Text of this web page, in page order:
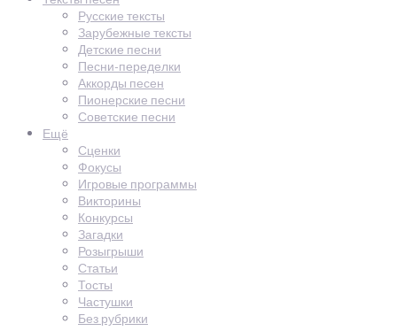
Русские тексты
Зарубежные тексты
Детские песни
Песни-переделки
Аккорды песен
Пионерские песни
Советские песни
Ещё
Сценки
Фокусы
Игровые программы
Викторины
Конкурсы
Загадки
Розыгрыши
Статьи
Тосты
Частушки
Без рубрики